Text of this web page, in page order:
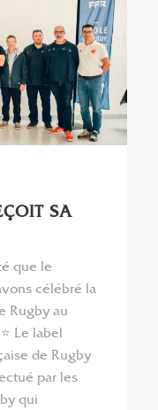
SA
que le
célébré la
Rugby au
Le label
de Rugby
par les
qui